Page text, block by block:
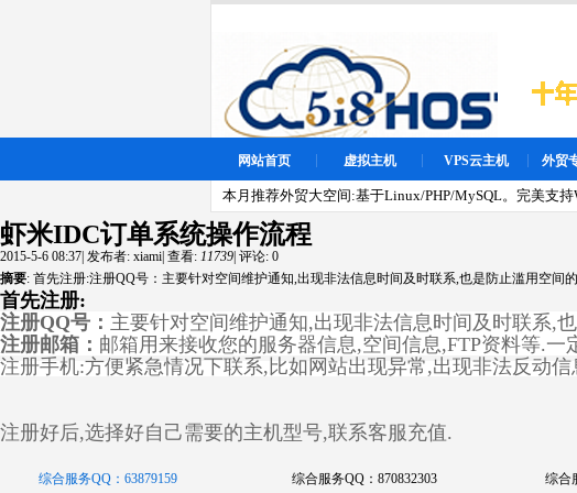
网站首页 虚拟主机 VPS云主机 外贸
本月推荐外贸大空间:基于Linux/PHP/MySQL。完美支持
虾米IDC订单系统操作流程
2015-5-6 08:37 发布者: xiami 查看: 11739 评论: 0
摘要: 首先注册:注册QQ号：主要针对空间维护通知,出现非法信息时间及时联系,也是防止滥用空
首先注册:
注册QQ号： 主要针对空间维护通知,出现非法信息时间及时联系,
注册邮箱： 邮箱用来接收您的服务器信息,空间信息,FTP资料等.一
注册手机:方便紧急情况下联系,比如网站出现异常,出现非法反动
注册好后,选择好自己需要的主机型号,联系客服充值.
综合服务QQ：63879159 综合服务QQ：870832303 综合